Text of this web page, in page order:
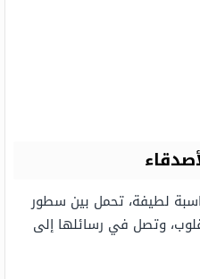
لطيفة، تحمل بين سطور
وتصل في رسائلها إلى